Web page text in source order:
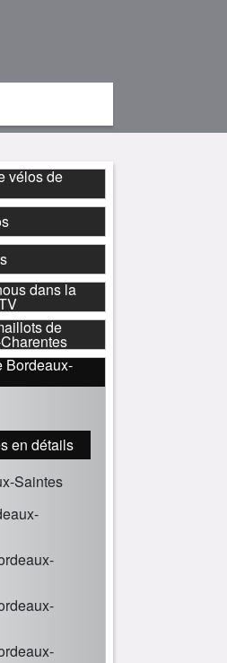
vélos de
dans la
de
Bordeaux-
en détails
Saintes